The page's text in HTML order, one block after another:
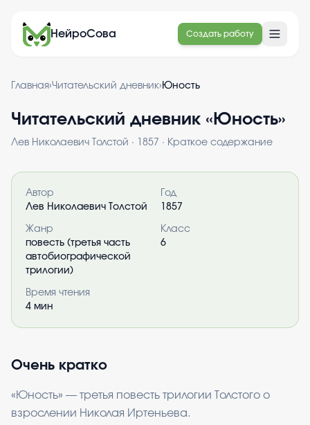
НейроСова Создать работу
Главная›Читательский дневник› Юность
Читательский дневник « Юность»
Лев Николаевич Толстой · 1857 · Краткое содержание
Информация о книге
Автор
Лев Николаевич Толстой
Год
1857
Жанр
повесть (третья часть
автобиографической
трилогии)
Класс
6
Время чтения
4 мин
Очень кратко
«Юность» — третья повесть трилогии Толстого о
взрослении Николая Иртеньева.